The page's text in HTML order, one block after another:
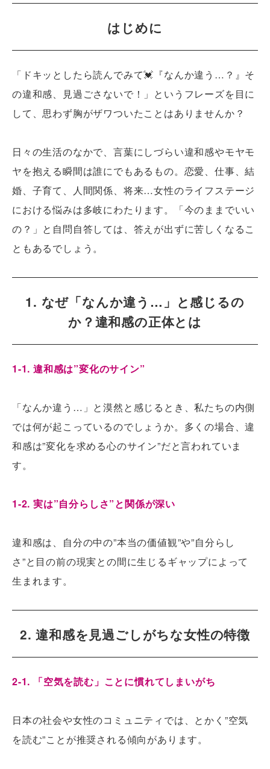
はじめに
「ドキッとしたら読んでみて💓『なんか違う…？』そ
の違和感、見過ごさないで！」というフレーズを目に
して、思わず胸がザワついたことはありませんか？
日々の生活のなかで、言葉にしづらい違和感やモヤモ
ヤを抱える瞬間は誰にでもあるもの。恋愛、仕事、結
婚、子育て、人間関係、将来…女性のライフステージ
における悩みは多岐にわたります。「今のままでいい
の？」と自問自答しては、答えが出ずに苦しくなるこ
ともあるでしょう。
1. なぜ「なんか違う…」と感じるの
か？違和感の正体とは
1-1. 違和感は”変化のサイン”
「なんか違う…」と漠然と感じるとき、私たちの内側
では何が起こっているのでしょうか。多くの場合、違
和感は”変化を求める心のサイン”だと言われていま
す。
1-2. 実は”自分らしさ”と関係が深い
違和感は、自分の中の”本当の価値観”や”自分らし
さ”と目の前の現実との間に生じるギャップによって
生まれます。
2. 違和感を見過ごしがちな女性の特徴
2-1. 「空気を読む」ことに慣れてしまいがち
日本の社会や女性のコミュニティでは、とかく”空気
を読む”ことが推奨される傾向があります。